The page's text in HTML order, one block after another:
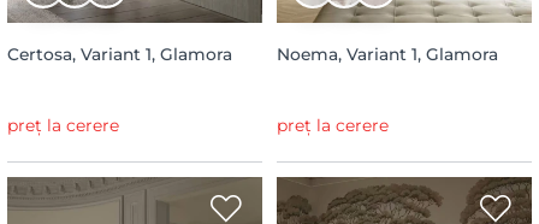
Certosa, Variant 1, Glamora
preț la cerere
Noema, Variant 1, Glamora
preț la cerere